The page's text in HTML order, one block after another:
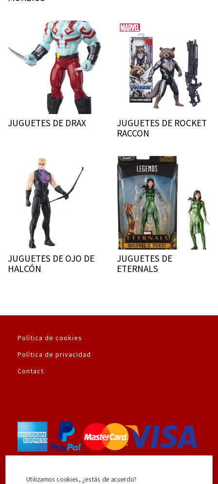
JUGUETES DE DRAX
JUGUETES DE ROCKET
RACCON
JUGUETES DE OJO DE
HALCÓN
JUGUETES DE
ETERNALS
Política de cookies
Política de privacidad
Contact
Utilizamos cookies, ¿estás de acuerdo?